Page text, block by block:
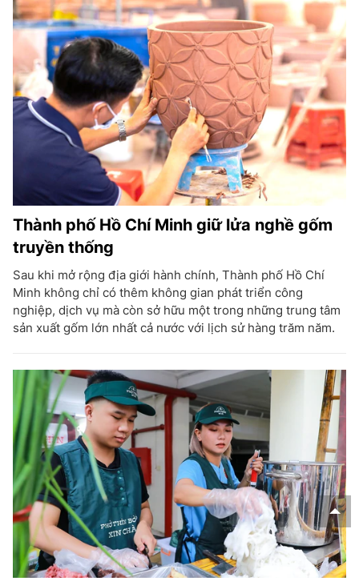
Thành phố Hồ Chí Minh giữ lửa nghề gốm
truyền thống
Sau khi mở rộng địa giới hành chính, Thành phố Hồ Chí
Minh không chỉ có thêm không gian phát triển công
nghiệp, dịch vụ mà còn sở hữu một trong những trung tâm
sản xuất gốm lớn nhất cả nước với lịch sử hàng trăm năm.